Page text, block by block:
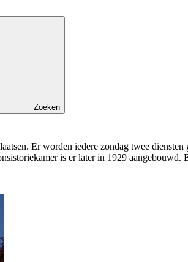
Zoeken
Er worden iedere zondag twee
is er later in 1929 aangebouwd.